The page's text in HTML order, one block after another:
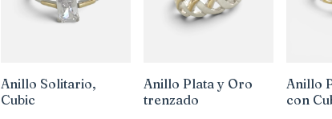
Anillo Solitario,
Cubic
Anillo Plata y Oro
trenzado
Anillo
con